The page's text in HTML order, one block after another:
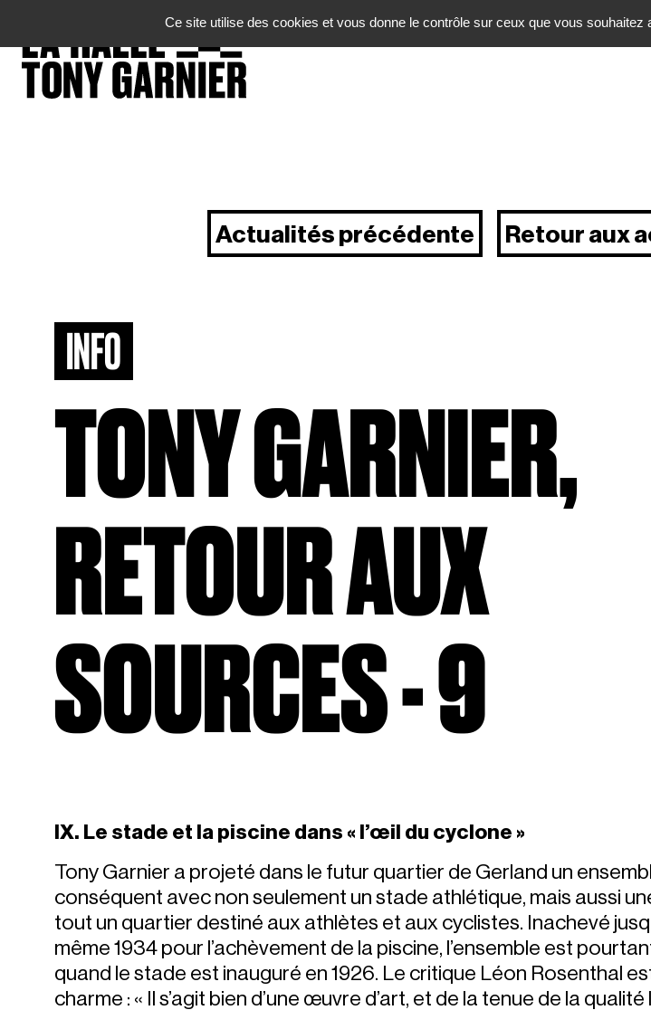
Actualités précédente Retour aux
INFO
TONY GARNIER,
RETOUR AUX
SOURCES - 9
IX. Le stade et la piscine dans « l’œil du cyclone »
Tony Garnier a projeté dans le futur quartier de Gerland un
conséquent avec non seulement un stade athlétique, mais aussi
tout un quartier destiné aux athlètes et aux cyclistes. Inachevé
même 1934 pour l’achèvement de la piscine, l’ensemble est
quand le stade est inauguré en 1926. Le critique Léon Rosenthal
charme : « Il s’agit bien d’une œuvre d’art, et de la tenue de la qualité
Panneau de gestion des cookiesCe site utilise des cookies et vous donne le contrôle sur ceux que vous souhaitez